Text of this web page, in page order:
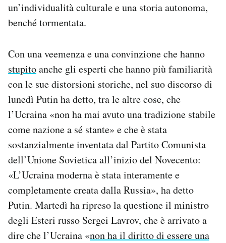
un’individualità culturale e una storia autonoma,
benché tormentata.
Con una veemenza e una convinzione che hanno
stupitoanche gli esperti che hanno più familiarità
con le sue distorsioni storiche, nel suo discorso di
lunedì Putin ha detto, tra le altre cose, che
l’Ucraina «non ha mai avuto una tradizione stabile
come nazione a sé stante» e che è stata
sostanzialmente inventata dal Partito Comunista
dell’Unione Sovietica all’inizio del Novecento:
«L’Ucraina moderna è stata interamente e
completamente creata dalla Russia», ha detto
Putin. Martedì ha ripreso la questione il ministro
degli Esteri russo Sergei Lavrov, che è arrivato a
dire che l’Ucraina «non ha il diritto di essere una